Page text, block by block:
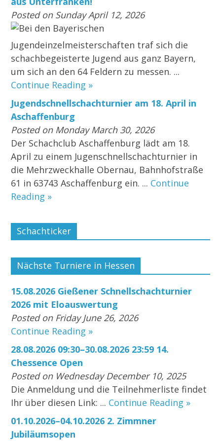
Posted on Sunday April 12, 2026
Bei den Bayerischen
Jugendeinzelmeisterschaften traf sich die
schachbegeisterte Jugend aus ganz Bayern,
um sich an den 64 Feldern zu messen. ...
Continue Reading »
Jugendschnellschachturnier am 18. April in
Aschaffenburg
Posted on Monday March 30, 2026
Der Schachclub Aschaffenburg lädt am 18.
April zu einem Jugenschnellschachturnier in
die Mehrzweckhalle Obernau, Bahnhofstraße
61 in 63743 Aschaffenburg ein. ... Continue
Reading »
Schachticker
Nächste Turniere in Hessen
15.08.2026 Gießener Schnellschachturnier
2026 mit Eloauswertung
Posted on Friday June 26, 2026
Continue Reading »
28.08.2026 09:30–30.08.2026 23:59 14.
Chessence Open
Posted on Wednesday December 10, 2025
Die Anmeldung und die Teilnehmerliste findet
Ihr über diesen Link: ... Continue Reading »
01.10.2026–04.10.2026 2. Zimmner
Jubiläumsopen